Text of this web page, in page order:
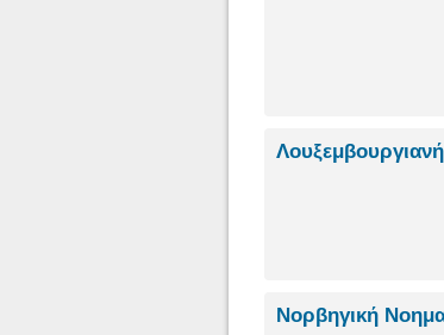
Λουξεμβουργιανή
Νορβηγική